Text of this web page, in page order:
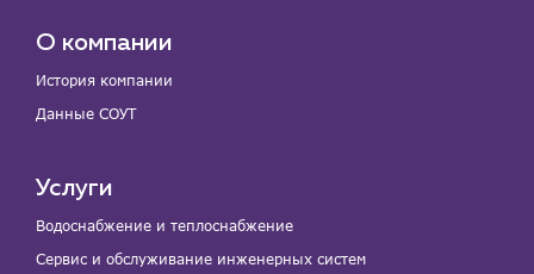
О компании
История компании
Данные СОУТ
Услуги
Водоснабжение и теплоснабжение
Сервис и обслуживание инженерных систем